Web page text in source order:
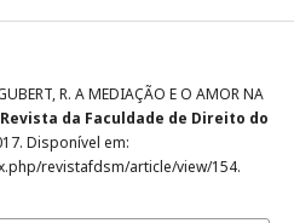
R. A MEDIAÇÃO E O AMOR NA
Revista da Faculdade de Direito do
Disponível em:
revistafdsm/article/view/154.